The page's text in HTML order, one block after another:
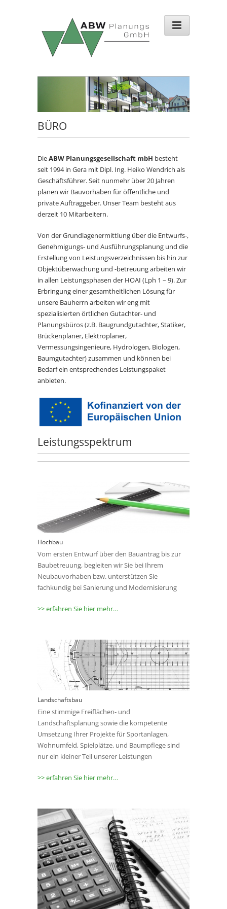
BÜRO
DieABW Planungsgesellschaft mbH besteht
seit 1994 in Gera mit Dipl. Ing. Heiko Wendrich als
Geschäftsführer. Seit nunmehr über 20 Jahren
planen wir Bauvorhaben für öffentliche und
private Auftraggeber. Unser Team besteht aus
derzeit 10 Mitarbeitern.
Von der Grundlagenermittlung über die Entwurfs-,
Genehmigungs- und Ausführungsplanung und die
Erstellung von Leistungsverzeichnissen bis hin zur
Objektüberwachung und -betreuung arbeiten wir
in allen Leistungsphasen der HOAI (Lph 1 – 9). Zur
Erbringung einer gesamtheitlichen Lösung für
unsere Bauherrn arbeiten wir eng mit
spezialisierten örtlichen Gutachter- und
Planungsbüros (z.B. Baugrundgutachter, Statiker,
Brückenplaner, Elektroplaner,
Vermessungsingenieure, Hydrologen, Biologen,
Baumgutachter) zusammen und können bei
Bedarf ein entsprechendes Leistungspaket
anbieten.
Leistungsspektrum
Hochbau
Vom ersten Entwurf über den Bauantrag bis zur
Baubetreuung, begleiten wir Sie bei Ihrem
Neubauvorhaben bzw. unterstützen Sie
fachkundig bei Sanierung und Modernisierung
>> erfahren Sie hier mehr…
Landschaftsbau
Eine stimmige Freiflächen- und
Landschaftsplanung sowie die kompetente
Umsetzung Ihrer Projekte für Sportanlagen,
Wohnumfeld, Spielplätze, und Baumpflege sind
nur ein kleiner Teil unserer Leistungen
>> erfahren Sie hier mehr…